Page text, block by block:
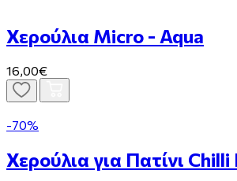
Χερούλια Micro - Aqua
16,00€
-70%
Χερούλια για Πατίνι Chilli